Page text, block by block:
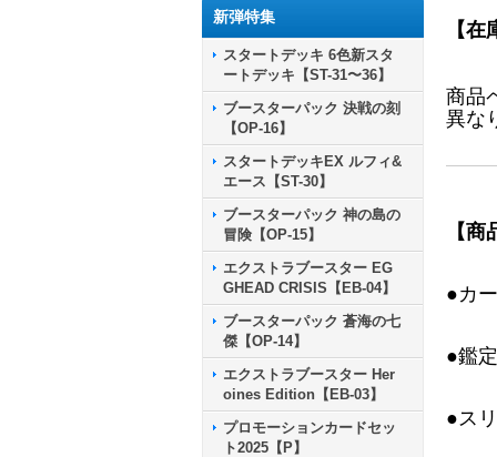
新弾特集
スタートデッキ 6色新スタ
ートデッキ【ST-31〜36】
ブースターパック 決戦の刻
【OP-16】
スタートデッキEX ルフィ&
エース【ST-30】
ブースターパック 神の島の
冒険【OP-15】
エクストラブースター EG
GHEAD CRISIS【EB-04】
ブースターパック 蒼海の七
傑【OP-14】
エクストラブースター Her
oines Edition【EB-03】
プロモーションカードセッ
ト2025【P】
【
商品
異な
【
●カ
●鑑
●ス